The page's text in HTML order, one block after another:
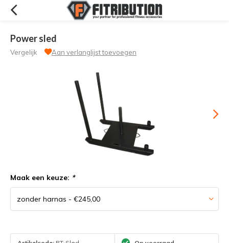
Power sled
Vergelijk Aan verlanglijst toevoegen
Maak een keuze: *